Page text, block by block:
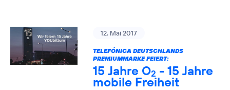
12. Mai 2017
TELEFÓNICA DEUTSCHLANDS
PREMIUMMARKE FEIERT:
15 Jahre O2 - 15 Jahre
mobile Freiheit